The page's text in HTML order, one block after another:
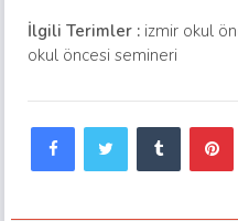
İlgili Terimler : izmir okul
okul öncesi semineri
FacebookTwitter Tumblr